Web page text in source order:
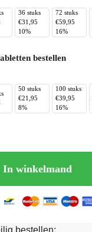
36 stuks
€31,95
10%
72 stuks
€59,95
16%
bestellen
50 stuks
€21,95
8%
100 stuks
€39,95
16%
In winkelmand
bestellen: